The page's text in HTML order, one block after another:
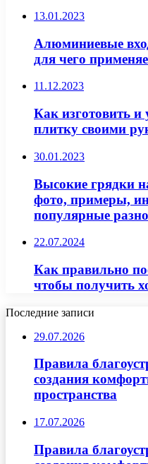
13.01.2023
Алюминиевые
для чего
11.12.2023
Как изготовить
плитку своими
30.01.2023
Высокие грядки
фото, примеры,
популярные
22.07.2024
Как правильно
чтобы получить
Последние записи
29.07.2026
Правила
создания
пространства
17.07.2026
Правила